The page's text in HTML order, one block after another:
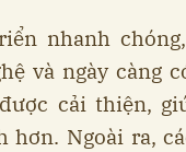
nhanh
và ngày càng
cải thiện,
hơn. Ngoài ra,